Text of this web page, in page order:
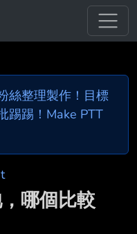
絲整理製作！目標
踢踢！Make PTT
哪個比較